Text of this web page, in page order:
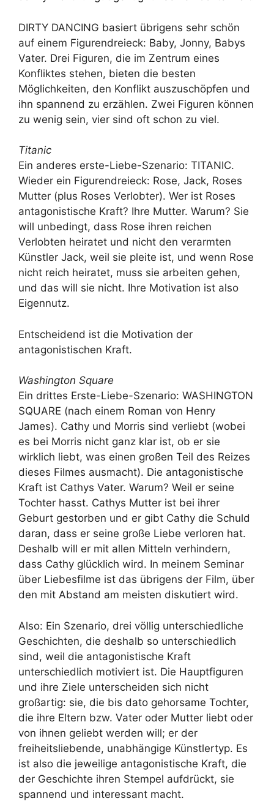
DIRTY DANCING basiert übrigens sehr schön
auf einem Figurendreieck: Baby, Jonny, Babys
Vater. Drei Figuren, die im Zentrum eines
Konfliktes stehen, bieten die besten
Möglichkeiten, den Konflikt auszuschöpfen und
ihn spannend zu erzählen. Zwei Figuren können
zu wenig sein, vier sind oft schon zu viel.
Titanic
Ein anderes erste-Liebe-Szenario: TITANIC.
Wieder ein Figurendreieck: Rose, Jack, Roses
Mutter (plus Roses Verlobter). Wer ist Roses
antagonistische Kraft? Ihre Mutter. Warum? Sie
will unbedingt, dass Rose ihren reichen
Verlobten heiratet und nicht den verarmten
Künstler Jack, weil sie pleite ist, und wenn Rose
nicht reich heiratet, muss sie arbeiten gehen,
und das will sie nicht. Ihre Motivation ist also
Eigennutz.
Entscheidend ist die Motivation der
antagonistischen Kraft.
Washington Square
Ein drittes Erste-Liebe-Szenario: WASHINGTON
SQUARE (nach einem Roman von Henry
James). Cathy und Morris sind verliebt (wobei
es bei Morris nicht ganz klar ist, ob er sie
wirklich liebt, was einen großen Teil des Reizes
dieses Filmes ausmacht). Die antagonistische
Kraft ist Cathys Vater. Warum? Weil er seine
Tochter hasst. Cathys Mutter ist bei ihrer
Geburt gestorben und er gibt Cathy die Schuld
daran, dass er seine große Liebe verloren hat.
Deshalb will er mit allen Mitteln verhindern,
dass Cathy glücklich wird. In meinem Seminar
über Liebesfilme ist das übrigens der Film, über
den mit Abstand am meisten diskutiert wird.
Also: Ein Szenario, drei völlig unterschiedliche
Geschichten, die deshalb so unterschiedlich
sind, weil die antagonistische Kraft
unterschiedlich motiviert ist. Die Hauptfiguren
und ihre Ziele unterscheiden sich nicht
großartig: sie, die bis dato gehorsame Tochter,
die ihre Eltern bzw. Vater oder Mutter liebt oder
von ihnen geliebt werden will; er der
freiheitsliebende, unabhängige Künstlertyp. Es
ist also die jeweilige antagonistische Kraft, die
der Geschichte ihren Stempel aufdrückt, sie
spannend und interessant macht.